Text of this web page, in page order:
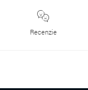
Recenzie